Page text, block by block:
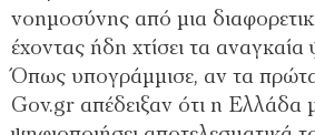
νοημοσύνης από μια
έχοντας ήδη χτίσει τα αναγκαία
Όπως υπογράμμισε, αν τα πρώτα
Gov.gr απέδειξαν ότι η Ελλάδα